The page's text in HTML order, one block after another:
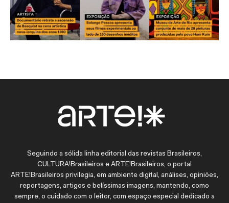
Seguindo a sólida linha editorial das revistas Brasileiros,
CULTURA!Brasileiros e ARTE!Brasileiros, o portal
ARTE!Brasileiros privilegia, em ambiente digital, análises, opiniões,
reportagens, artigos e belíssimas imagens, mantendo, como
sempre, o cuidado com o leitor, com espaço especial dedicado a